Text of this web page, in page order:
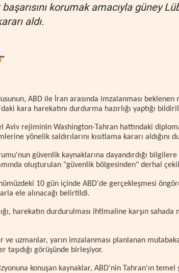
korumak amacıyla güney
aldı.
ABD ile İran arasında imzalanması
kara harekatını durdurma hazırlığı yaptığı
Aviv rejiminin Washington-Tahran hattındaki
yönelik saldırılarını kısıtlama kararı aldığını
güvenlik kaynaklarına dayandırdığı
oluşturulan "güvenlik bölgesinden" derhal
10 gün içinde ABD'de gerçekleşmesi
ele alınacağı belirtildi.
harekatın durdurulması ihtimaline karşın sahada
ve uzmanlar, yarın imzalanması planlanan
taşıdığı görüşünde birleşiyor.
konuşan kaynaklar, ABD'nin Tahran'ın